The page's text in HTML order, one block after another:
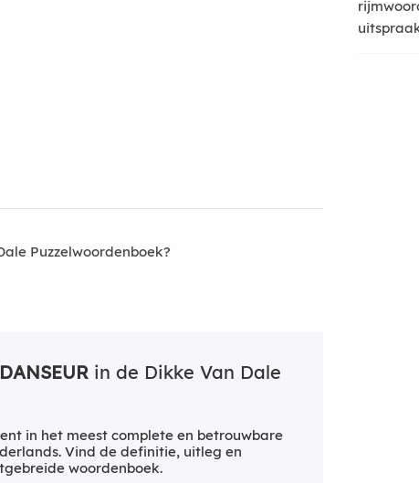
Puzzelwoordenboek?
DANSEUR in de Dikke Van Dale
in het meest complete en betrouwbare
Vind de definitie, uitleg en
woordenboek.